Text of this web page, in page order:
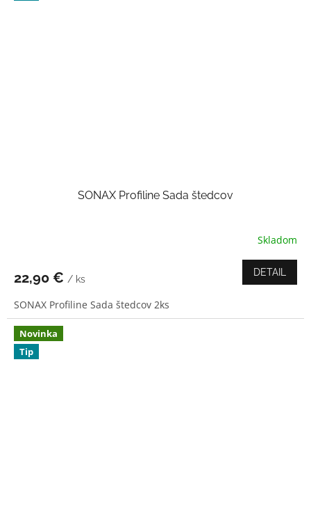
SONAX Profiline Sada štedcov
je
z
5
hviezdičiek.
Skladom
22,90 € / ks
DETAIL
SONAX Profiline Sada štedcov 2ks
Novinka
Tip